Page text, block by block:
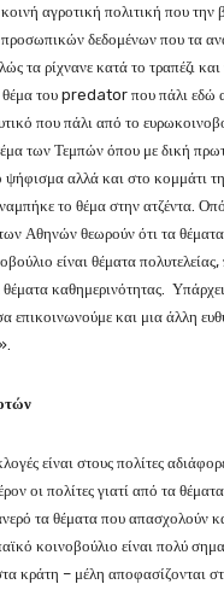
αγροτική πολιτική που
δεδομένων που τα
τα ρίχνανε κατά το τραπέζι
του predator που πάλι εδώ
που πάλι από το
των Τεμπών όπου με δική
ψήφισμα αλλά και στο κομμάτι
το θέμα στην ατζέντα.
Αθηνών θεωρούν ότι τα
είναι θέματα πολυτελείας,
θέματα καθημερινότητας.
επικοινωνούμε και μια άλλη
είναι στους πολίτες
οι πολίτες γιατί από τα
τα θέματα που απασχολούν
κοινοβούλιο είναι πολύ
κράτη – μέλη αποφασίζονται